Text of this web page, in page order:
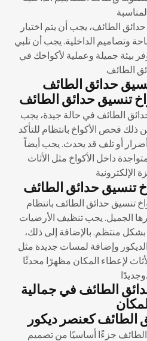
الطائف، يجب أن يتم اختيار
وتصاميم الداخلية. يجب أن تلبي
بيئة جميلة وعملية لأكواخك في
حدائق الطائف
تنسيق حدائق الطائف
الطائف في حالة جيدة، يجب
ذلك فحص الأكواخ بانتظام للتأكد
أو تلف قد يحدث. يجب أيضاً
داخل الأكواخ مثل الأثاث
تنسيق حدائق الطائف
تنسيق حدائق الطائف بانتظام
الجميل. يجب تنظيف الأرضيات
بشكل منتظم. بالإضافة إلى ذلك،
وإضافة لمسات جديدة مثل
لإعطاء المكان مظهرًا محدثًا
وجديدًا.
الطائف في جمالية
الطائف كعنصر ديكور
الطائف جزءًا أساسيًا من تصميم